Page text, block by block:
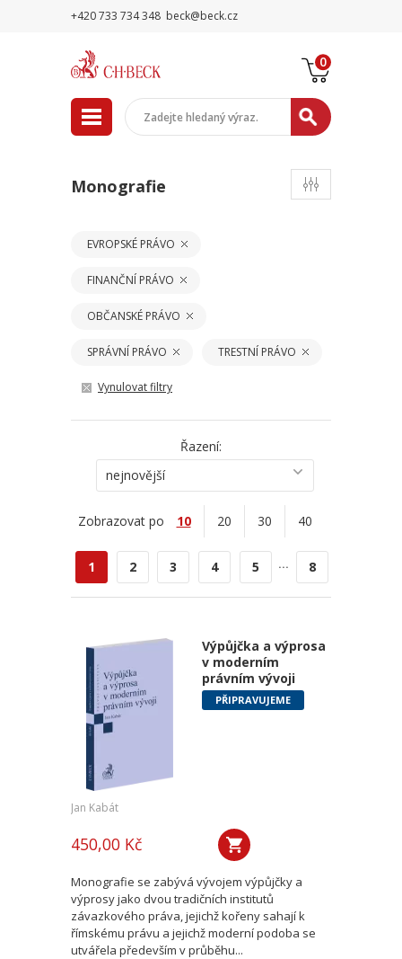
+420 733 734 348 beck@beck.cz
0
Monografie
EVROPSKÉ PRÁVO
FINANČNÍ PRÁVO
OBČANSKÉ PRÁVO
SPRÁVNÍ PRÁVO TRESTNÍ PRÁVO
Vynulovat filtry
Řazení:
nejnovější
Zobrazovat po 10 20 30 40
1 2 3 4 5 ... 8
Výpůjčka a výprosa
v moderním
právním vývoji
PŘIPRAVUJEME
Jan Kabát
450,00 Kč
Monografie se zabývá vývojem výpůjčky a
výprosy jako dvou tradičních institutů
závazkového práva, jejichž kořeny sahají k
římskému právu a jejichž moderní podoba se
utvářela především v průběhu...